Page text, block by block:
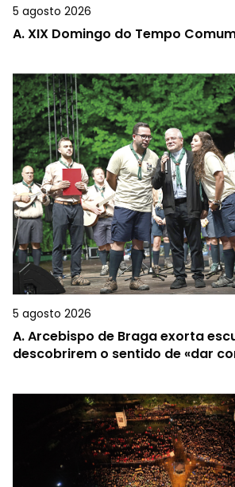
5 agosto 2026
A.XIX Domingo do Tempo
5 agosto 2026
A.Arcebispo de Braga exorta
descobrirem o sentido de «dar